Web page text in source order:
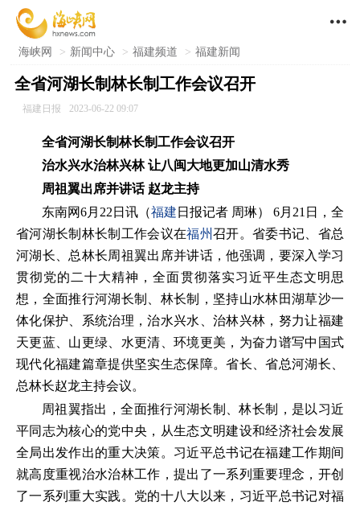

海峡网 > 新闻中心 > 福建频道 > 福建新闻
全省河湖长制林长制工作会议召开
福建日报 2023-06-22 09:07
全省河湖长制林长制工作会议召开
治水兴水治林兴林 让八闽大地更加山清水秀
周祖翼出席并讲话 赵龙主持
东南网6月22日讯（福建 日报记者 周琳） 6月21日，全
省河湖长制林长制工作会议在福州召开。省委书记、省总
河湖长、总林长周祖翼出席并讲话，他强调，要深入学习
贯彻党的二十大精神，全面贯彻落实习近平生态文明思
想，全面推行河湖长制、林长制，坚持山水林田湖草沙一
体化保护、系统治理，治水兴水、治林兴林，努力让福建
天更蓝、山更绿、水更清、环境更美，为奋力谱写中国式
现代化福建篇章提供坚实生态保障。省长、省总河湖长、
总林长赵龙主持会议。
周祖翼指出，全面推行河湖长制、林长制，是以习近
平同志为核心的党中央，从生态文明建设和经济社会发展
全局出发作出的重大决策。习近平总书记在福建工作期间
就高度重视治水治林工作，提出了一系列重要理念，开创
了一系列重大实践。党的十八大以来，习近平总书记对福